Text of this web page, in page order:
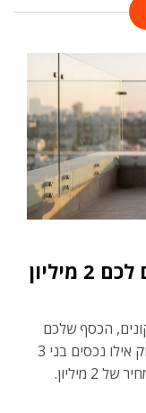
סאמר סייל: איזו דירה קונים לכם 2 מיליון
הכסף שלכם
יכול להשיג יותר. לאור המהפך, יצאנו לבדוק אילו נכסים בני 3
חדרים ומעלה אפשר למצוא ביד2 עם תג מחיר של 2 מיליון.